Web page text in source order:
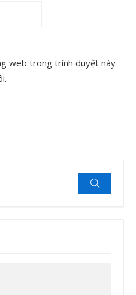
web trong trình duyệt này
kiếm